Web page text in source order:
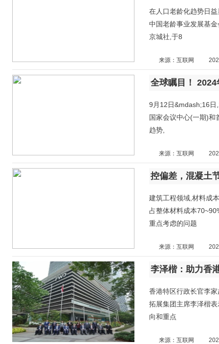
在人口老龄化趋势日
中国老龄事业发展基
京城社,于8
来源：互联网
全球瞩目！
9月12日&mdash;16日
国家会议中心(一期)和
趋势,
来源：互联网
建筑工程领域,材料成
占整体材料成本
重点考虑的问题
来源：互联网
李泽楷：助力香
香港特区行政长官李
拓展集团主席李泽楷
向和重点
来源：互联网